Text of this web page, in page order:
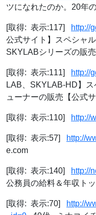
ツになれたのか。20年
[取得: 表示:117] http://
公式サイト】スペシャ
SKYLABシリーズの販
[取得: 表示:111] http://
LAB、SKYLAB-HD】
ューナーの販売【公式
[取得: 表示:110] http://
[取得: 表示:57] http://
e.com
[取得: 表示:140]
http://
公務員の給料＆年収ト
[取得: 表示:70]
http://